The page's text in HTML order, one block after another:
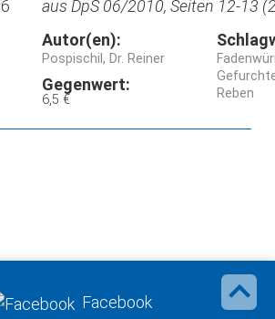
aus DpS 06/2010, Seiten 12-13
Autor(en):
Pospischil, Dr. Reiner
Gegenwert:
6,5 €
Reben
Facebook